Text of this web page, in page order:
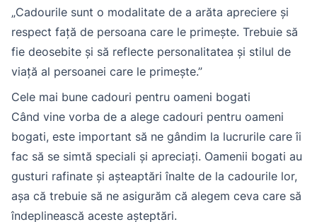
„Cadourile sunt o modalitate de a arăta apreciere și
respect față de persoana care le primește. Trebuie să
fie deosebite și să reflecte personalitatea și stilul de
viață al persoanei care le primește.”
Cele mai bune cadouri pentru oameni bogati
Când vine vorba de a alege cadouri pentru oameni
bogati, este important să ne gândim la lucrurile care îi
fac să se simtă speciali și apreciați. Oamenii bogati au
gusturi rafinate și așteaptări înalte de la cadourile lor,
așa că trebuie să ne asigurăm că alegem ceva care să
îndeplinească aceste așteptări.